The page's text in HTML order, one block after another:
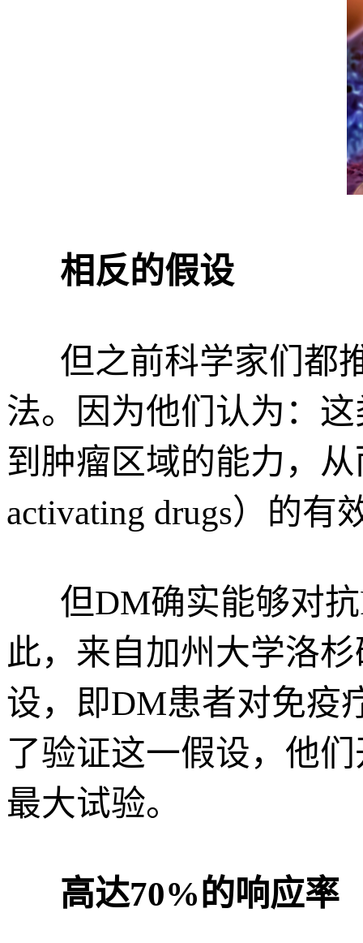
相反的假设
但之前科学家们都
法。因为他们认为：
到肿瘤区域的能力，
activating drugs）的有
但DM确实能够对
此，来自加州大学洛
设，即DM患者对免疫
了验证这一假设，他
最大试验。
高达70%的响应率